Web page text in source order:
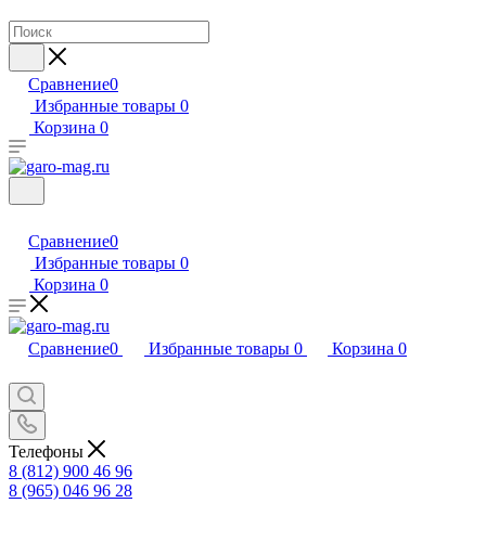
Сравнение0
Избранные товары 0
Корзина 0
Сравнение0
Избранные товары 0
Корзина 0
Сравнение0 Избранные товары 0 Корзина 0
Телефоны
8 (812) 900 46 96
8 (965) 046 96 28